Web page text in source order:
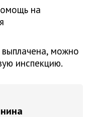
на
можно
инспекцию.